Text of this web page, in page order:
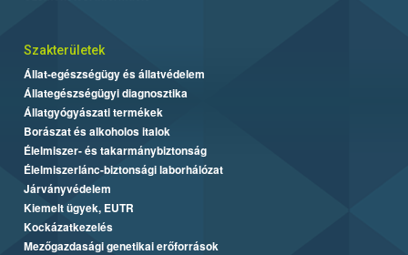
Szakterületek
Állat-egészségügy és állatvédelem
Állategészségügyi diagnosztika
Állatgyógyászati termékek
Borászat és alkoholos italok
Élelmiszer- és takarmánybiztonság
Élelmiszerlánc-biztonsági laborhálózat
Járványvédelem
Kiemelt ügyek, EUTR
Kockázatkezelés
Mezőgazdasági genetikai erőforrások